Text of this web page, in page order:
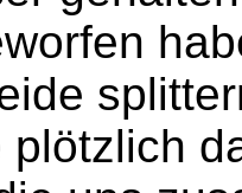
plötzlich